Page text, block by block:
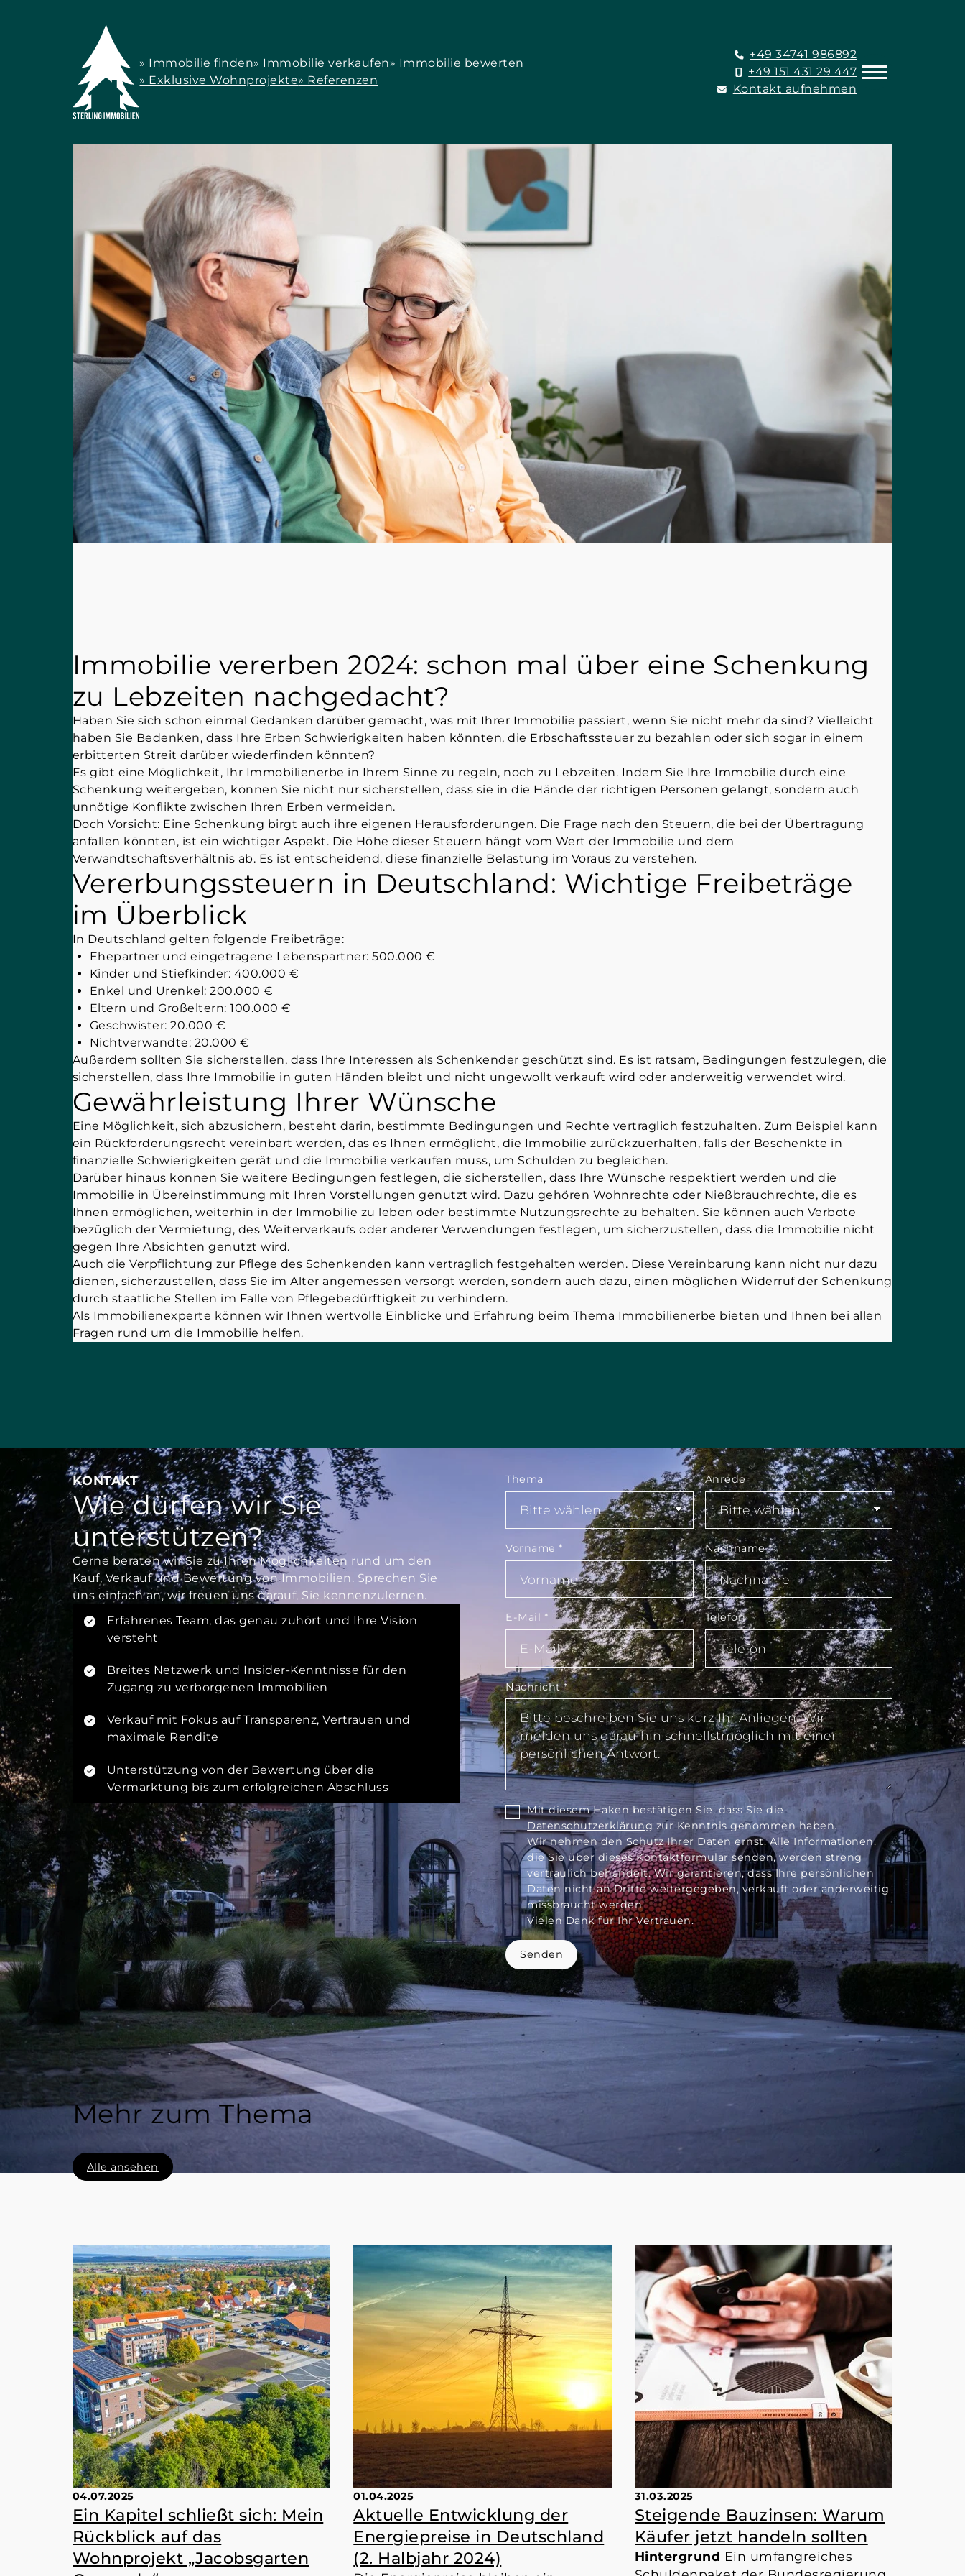
» Immobilie finden» Immobilie verkaufen» Immobilie bewerten
» Exklusive Wohnprojekte» Referenzen
+49 34741 986892
+49 151 431 29 447
Kontakt aufnehmen
Immobilie vererben 2024: schon mal über eine Schenkung
zu Lebzeiten nachgedacht?
Haben Sie sich schon einmal Gedanken darüber gemacht, was mit Ihrer Immobilie passiert, wenn Sie nicht mehr da sind? Vielleicht
haben Sie Bedenken, dass Ihre Erben Schwierigkeiten haben könnten, die Erbschaftssteuer zu bezahlen oder sich sogar in einem
erbitterten Streit darüber wiederfinden könnten?
Es gibt eine Möglichkeit, Ihr Immobilienerbe in Ihrem Sinne zu regeln, noch zu Lebzeiten. Indem Sie Ihre Immobilie durch eine
Schenkung weitergeben, können Sie nicht nur sicherstellen, dass sie in die Hände der richtigen Personen gelangt, sondern auch
unnötige Konflikte zwischen Ihren Erben vermeiden.
Doch Vorsicht: Eine Schenkung birgt auch ihre eigenen Herausforderungen. Die Frage nach den Steuern, die bei der Übertragung
anfallen könnten, ist ein wichtiger Aspekt. Die Höhe dieser Steuern hängt vom Wert der Immobilie und dem
Verwandtschaftsverhältnis ab. Es ist entscheidend, diese finanzielle Belastung im Voraus zu verstehen.
Vererbungssteuern in Deutschland: Wichtige Freibeträge
im Überblick
In Deutschland gelten folgende Freibeträge:
Ehepartner und eingetragene Lebenspartner: 500.000 €
Kinder und Stiefkinder: 400.000 €
Enkel und Urenkel: 200.000 €
Eltern und Großeltern: 100.000 €
Geschwister: 20.000 €
Nichtverwandte: 20.000 €
Außerdem sollten Sie sicherstellen, dass Ihre Interessen als Schenkender geschützt sind. Es ist ratsam, Bedingungen festzulegen, die
sicherstellen, dass Ihre Immobilie in guten Händen bleibt und nicht ungewollt verkauft wird oder anderweitig verwendet wird.
Gewährleistung Ihrer Wünsche
Eine Möglichkeit, sich abzusichern, besteht darin, bestimmte Bedingungen und Rechte vertraglich festzuhalten. Zum Beispiel kann
ein Rückforderungsrecht vereinbart werden, das es Ihnen ermöglicht, die Immobilie zurückzuerhalten, falls der Beschenkte in
finanzielle Schwierigkeiten gerät und die Immobilie verkaufen muss, um Schulden zu begleichen.
Darüber hinaus können Sie weitere Bedingungen festlegen, die sicherstellen, dass Ihre Wünsche respektiert werden und die
Immobilie in Übereinstimmung mit Ihren Vorstellungen genutzt wird. Dazu gehören Wohnrechte oder Nießbrauchrechte, die es
Ihnen ermöglichen, weiterhin in der Immobilie zu leben oder bestimmte Nutzungsrechte zu behalten. Sie können auch Verbote
bezüglich der Vermietung, des Weiterverkaufs oder anderer Verwendungen festlegen, um sicherzustellen, dass die Immobilie nicht
gegen Ihre Absichten genutzt wird.
Auch die Verpflichtung zur Pflege des Schenkenden kann vertraglich festgehalten werden. Diese Vereinbarung kann nicht nur dazu
dienen, sicherzustellen, dass Sie im Alter angemessen versorgt werden, sondern auch dazu, einen möglichen Widerruf der Schenkung
durch staatliche Stellen im Falle von Pflegebedürftigkeit zu verhindern.
Als Immobilienexperte können wir Ihnen wertvolle Einblicke und Erfahrung beim Thema Immobilienerbe bieten und Ihnen bei allen
Fragen rund um die Immobilie helfen.
KONTAKT
Wie dürfen wir Sie
unterstützen?
Gerne beraten wir Sie zu Ihren Möglichkeiten rund um den
Kauf, Verkauf und Bewertung von Immobilien. Sprechen Sie
uns einfach an, wir freuen uns darauf, Sie kennenzulernen.
Erfahrenes Team, das genau zuhört und Ihre Vision
versteht
Breites Netzwerk und Insider-Kenntnisse für den
Zugang zu verborgenen Immobilien
Verkauf mit Fokus auf Transparenz, Vertrauen und
maximale Rendite
Unterstützung von der Bewertung über die
Vermarktung bis zum erfolgreichen Abschluss
Thema Anrede
Vorname * Nachname*
E-Mail * Telefon
Nachricht*
Mit diesem Haken bestätigen Sie, dass Sie die
Datenschutzerklärung zur Kenntnis genommen haben.
Wir nehmen den Schutz Ihrer Daten ernst. Alle Informationen,
die Sie über dieses Kontaktformular senden, werden streng
vertraulich behandelt. Wir garantieren, dass Ihre persönlichen
Daten nicht an Dritte weitergegeben, verkauft oder anderweitig
missbraucht werden.
Vielen Dank für Ihr Vertrauen.
Senden
Mehr zum Thema
Alle ansehen
04.07.2025
Ein Kapitel schließt sich: Mein
Rückblick auf das
Wohnprojekt „Jacobsgarten
01.04.2025
Aktuelle Entwicklung der
Energiepreise in Deutschland
(2. Halbjahr 2024)
31.03.2025
Steigende Bauzinsen: Warum
Käufer jetzt handeln sollten
Hintergrund Ein umfangreiches